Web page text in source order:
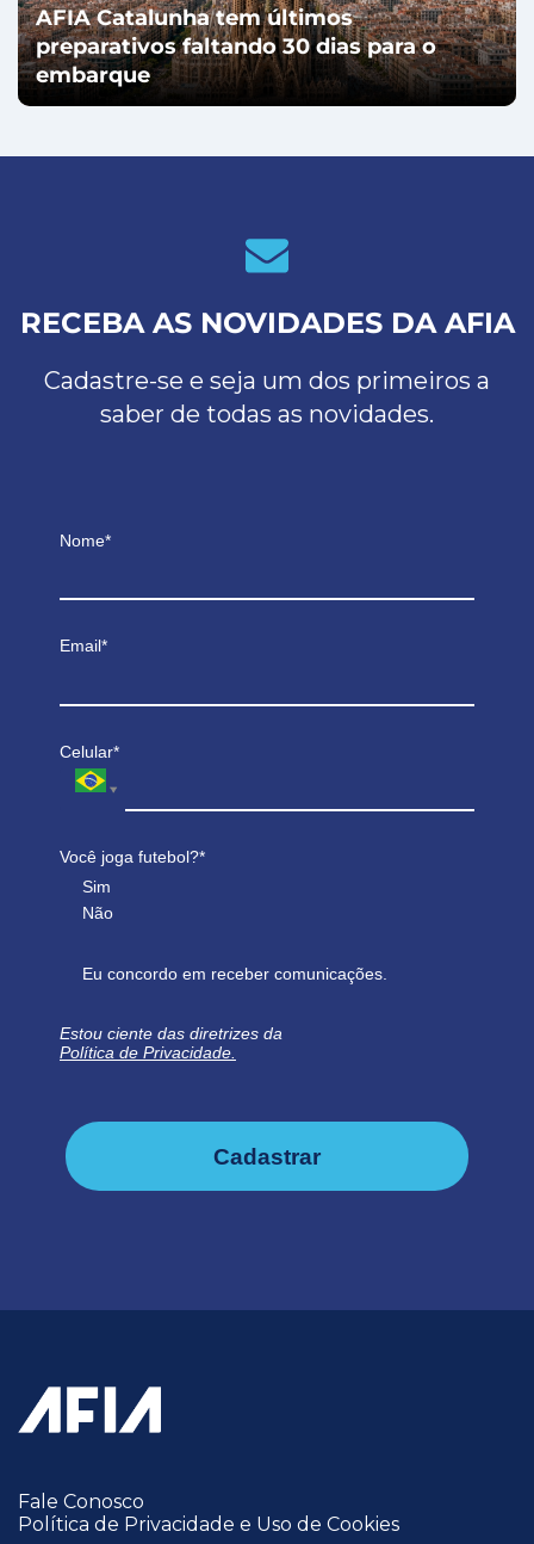
AFIA Catalunha tem últimos
preparativos faltando 30 dias para o
embarque
RECEBA AS NOVIDADES DA AFIA
Cadastre-se e seja um dos primeiros a
saber de todas as novidades.
Nome*
Email*
Celular*
Você joga futebol?*
Sim
Não
Eu concordo em receber comunicações.
Estou ciente das diretrizes da
Política de Privacidade.
Cadastrar
Fale Conosco
Política de Privacidade e Uso de Cookies